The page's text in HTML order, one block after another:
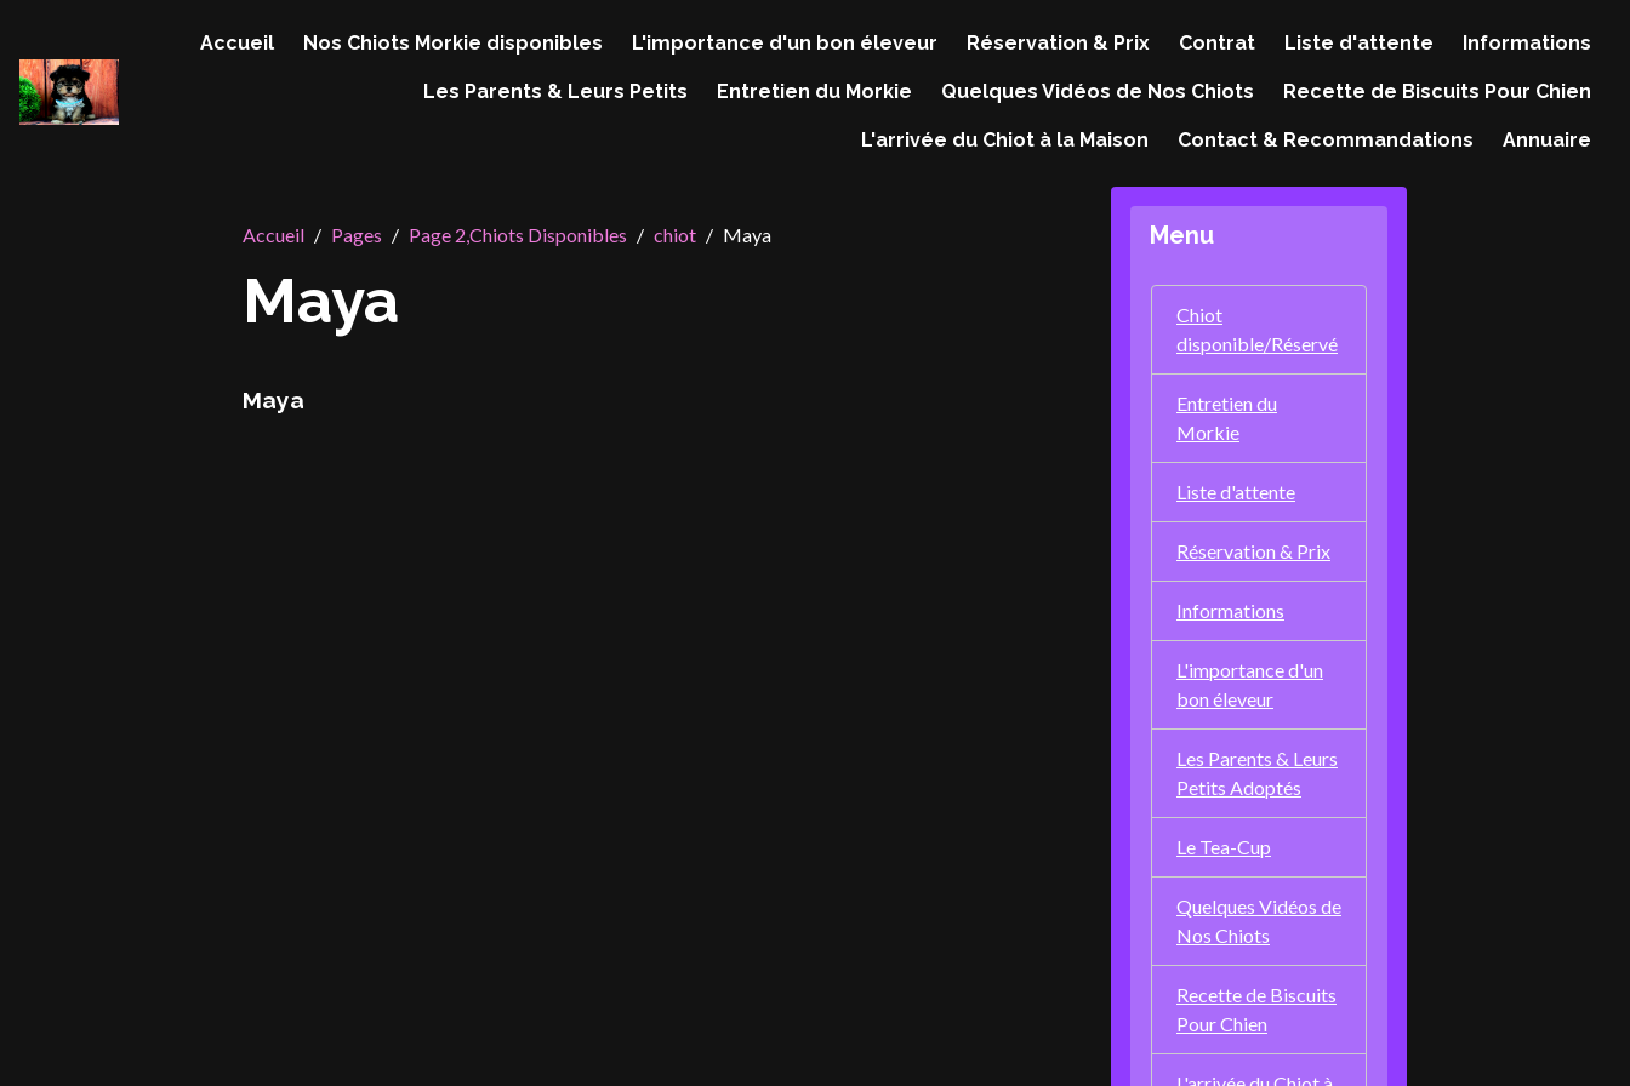
Accueil Nos Chiots Morkie disponibles L'importance d'un bon éleveur Réservation & Prix Contrat Liste d'attente Informations
Les Parents & Leurs Petits Entretien du Morkie Quelques Vidéos de Nos Chiots Recette de Biscuits Pour Chien
L'arrivée du Chiot à la Maison Contact & Recommandations Annuaire
Accueil Pages Page 2,Chiots Disponibles chiot Maya
Maya
Maya
Menu
Chiot
disponible/Réservé
Entretien du
Morkie
Liste d'attente
Réservation & Prix
Informations
L'importance d'un
bon éleveur
Les Parents & Leurs
Petits Adoptés
Le Tea-Cup
Quelques Vidéos de
Nos Chiots
Recette de Biscuits
Pour Chien